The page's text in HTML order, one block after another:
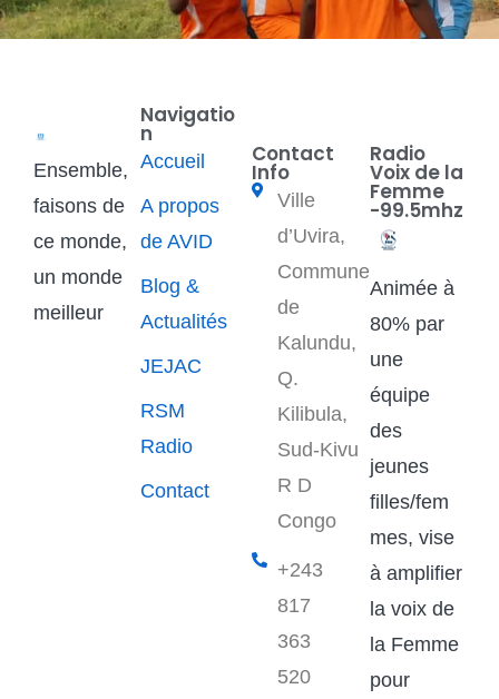
Ensemble,
faisons de
ce monde,
un monde
meilleur
Navigatio
n
Accueil
A propos
de AVID
Blog &
Actualités
JEJAC
RSM
Radio
Contact
Contact
Info
Ville
d’Uvira,
Commune
de
Kalundu,
Q.
Kilibula,
Sud-Kivu
R D
Congo
+243
817
363
520
Radio
Voix de la
Femme
-99.5mhz
Animée à
80% par
une
équipe
des
jeunes
filles/fem
mes, vise
à amplifier
la voix de
la Femme
pour